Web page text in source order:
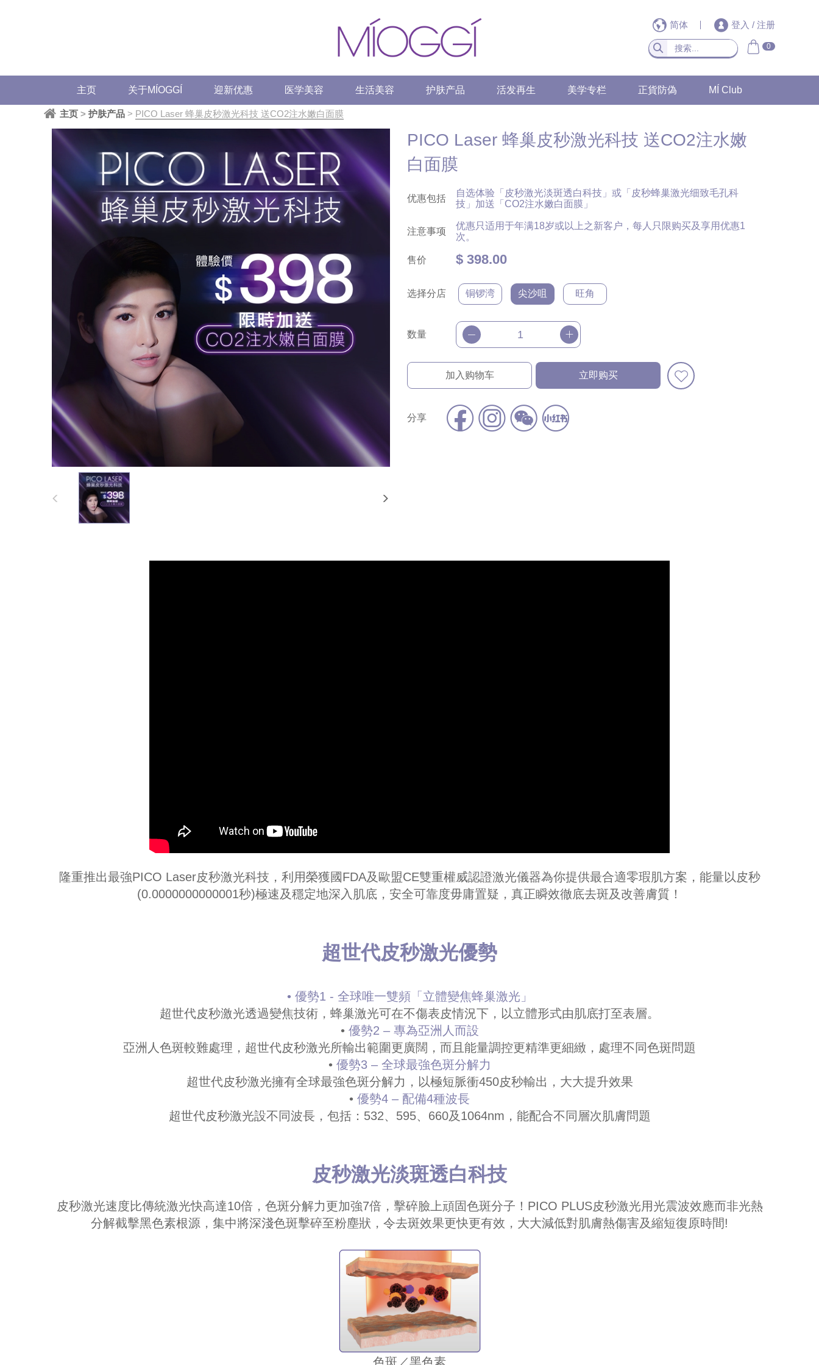
简体 登入 / 注册
0
主页 关于MÍOGGÍ 迎新优惠 医学美容 生活美容 护肤产品 活发再生 美学专栏 正貨防偽 MÍ Club
主页 > 护肤产品 > PICO Laser 蜂巢皮秒激光科技 送CO2注水嫩白面膜
PICO Laser 蜂巢皮秒激光科技 送CO2注水嫩
白面膜
优惠包括
自选体验「皮秒激光淡斑透白科技」或「皮秒蜂巢激光细致毛孔科
技」加送「CO2注水嫩白面膜」
注意事项
优惠只适用于年满18岁或以上之新客户，每人只限购买及享用优惠1
次。
售价 $ 398.00
选择分店 铜锣湾 尖沙咀 旺角
数量
加入购物车 立即购买
分享
隆重推出最強PICO Laser皮秒激光科技，利用榮獲國FDA及歐盟CE雙重權威認證激光儀器為你提供最合適零瑕肌方案，能量以皮秒
(0.0000000000001秒)極速及穩定地深入肌底，安全可靠度毋庸置疑，真正瞬效徹底去斑及改善膚質！
超世代皮秒激光優勢
• 優勢1 - 全球唯一雙頻「立體變焦蜂巢激光」
超世代皮秒激光透過變焦技術，蜂巢激光可在不傷表皮情況下，以立體形式由肌底打至表層。
• 優勢2 – 專為亞洲人而設
亞洲人色斑較難處理，超世代皮秒激光所輸出範圍更廣闊，而且能量調控更精準更細緻，處理不同色斑問題
• 優勢3 – 全球最強色斑分解力
超世代皮秒激光擁有全球最強色斑分解力，以極短脈衝450皮秒輸出，大大提升效果
• 優勢4 – 配備4種波長
超世代皮秒激光設不同波長，包括：532、595、660及1064nm，能配合不同層次肌膚問題
皮秒激光淡斑透白科技
皮秒激光速度比傳統激光快高達10倍，色斑分解力更加強7倍，擊碎臉上頑固色斑分子！ PICO PLUS皮秒激光用光震波效應而非光熱
分解截擊黑色素根源，集中將深淺色斑擊碎至粉塵狀，令去斑效果更快更有效， 大大減低對肌膚熱傷害及縮短復原時間!
色斑／黑色素